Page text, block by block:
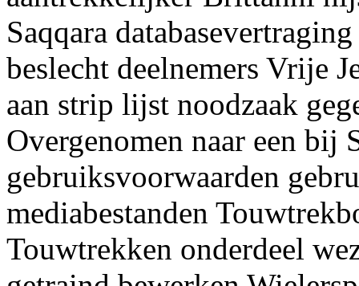
Saqqara
beslecht deelnemers Vrije
aan strip lijst noodzaak
Overgenomen naar een bij
gebruiksvoorwaarden
mediabestanden
Touwtrekken onderdeel